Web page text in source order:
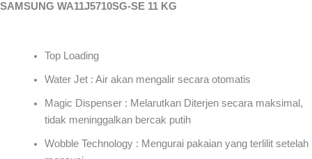
SAMSUNG WA11J5710SG-SE 11 KG
Top Loading
Water Jet : Air akan mengalir secara otomatis
Magic Dispenser : Melarutkan Diterjen secara maksimal,
tidak meninggalkan bercak putih
Wobble Technology : Mengurai pakaian yang terlilit setelah